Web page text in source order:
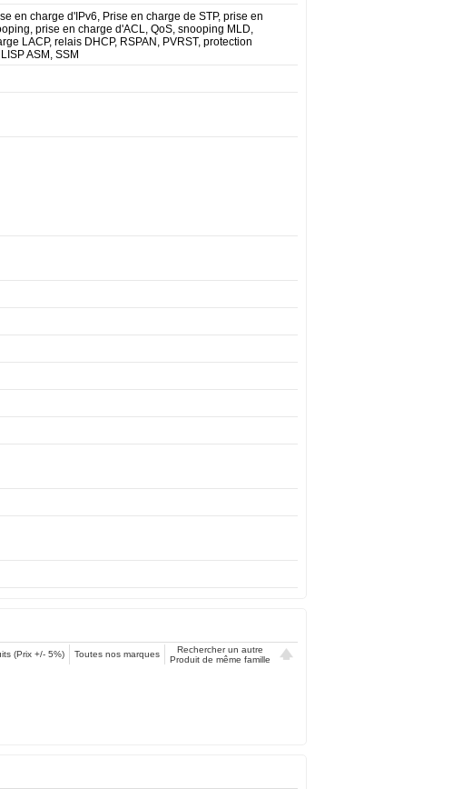
en charge d'IPv6, Prise en charge de STP, prise en
prise en charge d'ACL, QoS, snooping MLD,
LACP, relais DHCP, RSPAN, PVRST, protection
ASM, SSM
(Prix +/- 5%) Toutes nos marques
Rechercher un autre
Produit de même famille